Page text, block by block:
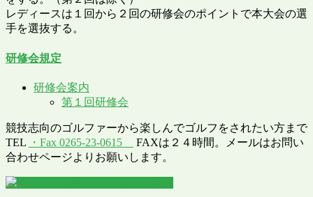
レディースは１回から２回の研修会のポイントで本大会の選
手を選抜する。
研修会規定
研修会案内
第１回研修会
競技志向のゴルファーから楽しんでゴルフをされたい方まで
TEL
・Fax 0265-23-0615
FAXは２４時間。メールはお問い
合わせページよりお願いします。